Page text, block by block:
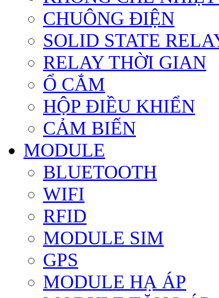
CHUÔNG ĐIỆN
SOLID STATE
RELAY THỜI GIAN
Ổ CẮM
HỘP ĐIỀU KHIỂN
CẢM BIẾN
MODULE
BLUETOOTH
WIFI
RFID
MODULE SIM
GPS
MODULE HẠ ÁP